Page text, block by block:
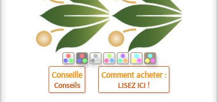
Conseille
Conseils
Comment acheter :
LISEZ ICI !